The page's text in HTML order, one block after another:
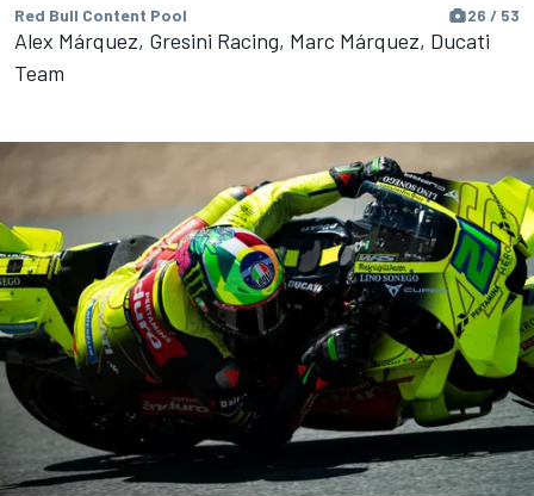
Red Bull Content Pool 26 / 53
Alex Márquez, Gresini Racing, Marc Márquez, Ducati
Team